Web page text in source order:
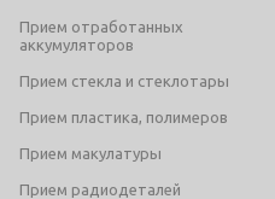
Прием отработанных
аккумуляторов
Прием стекла и стеклотары
Прием пластика, полимеров
Прием макулатуры
Прием радиодеталей